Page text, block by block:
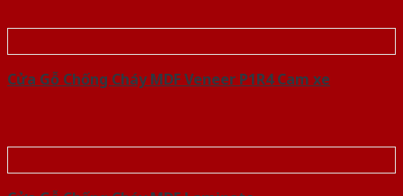
Cửa Gỗ Chống Cháy MDF Veneer P1R4 Cam xe